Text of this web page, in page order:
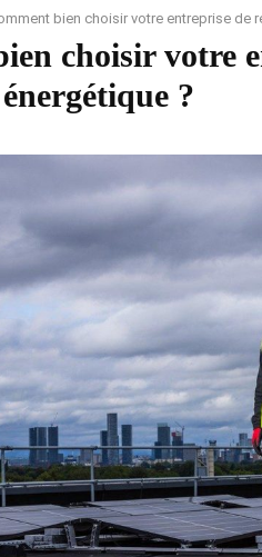
bien choisir votre entreprise de
choisir votre
?